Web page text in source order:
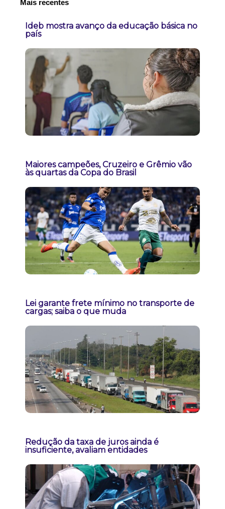
Mais recentes
Ideb mostra avanço da educação básica no
país
Maiores campeões, Cruzeiro e Grêmio vão
às quartas da Copa do Brasil
Lei garante frete mínimo no transporte de
cargas; saiba o que muda
Redução da taxa de juros ainda é
insuficiente, avaliam entidades